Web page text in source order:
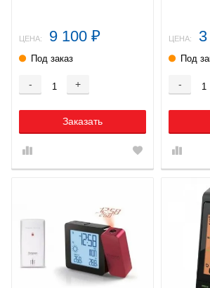
ЦЕНА: 9 100 ₽
Под заказ
- +
Заказать
ЦЕНА:
Под
-